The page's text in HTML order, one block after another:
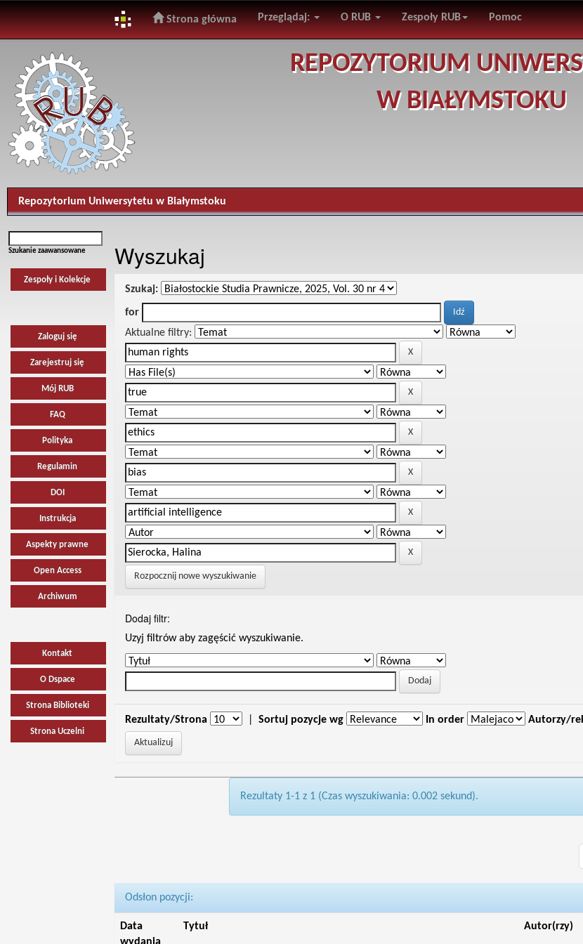
navigation
Strona główna Przeglądaj: O RUB Zespoły RUB Pomoc
REPOZYTORIUM
W BIAŁYMSTOKU
Repozytorium Uniwersytetu w Białymstoku
Szukanie zaawansowane
Zespoły i Kolekcje
Zaloguj się
Zarejestruj się
Mój RUB
FAQ
Polityka
Regulamin
DOI
Instrukcja
Aspekty prawne
Open Access
Archiwum
Kontakt
O Dspace
Strona Biblioteki
Strona Uczelni
Wyszukaj
Szukaj:
for
Aktualne filtry:
Rozpocznij nowe wyszukiwanie
Dodaj filtr:
Uzyj filtrów aby zagęścić wyszukiwanie.
Rezultaty/Strona Sortuj pozycje wg In order Autorzy/
Rezultaty 1-1 z 1 (Czas wyszukiwania: 0.002 sekund).
Odsłon pozycji:
Data
Tytuł Autor(rzy)